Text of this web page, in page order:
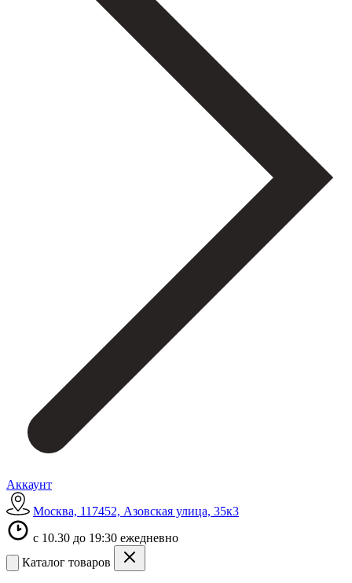
Аккаунт
Москва, 117452, Азовская улица, 35к3
с 10.30 до 19:30 ежедневно
Каталог товаров